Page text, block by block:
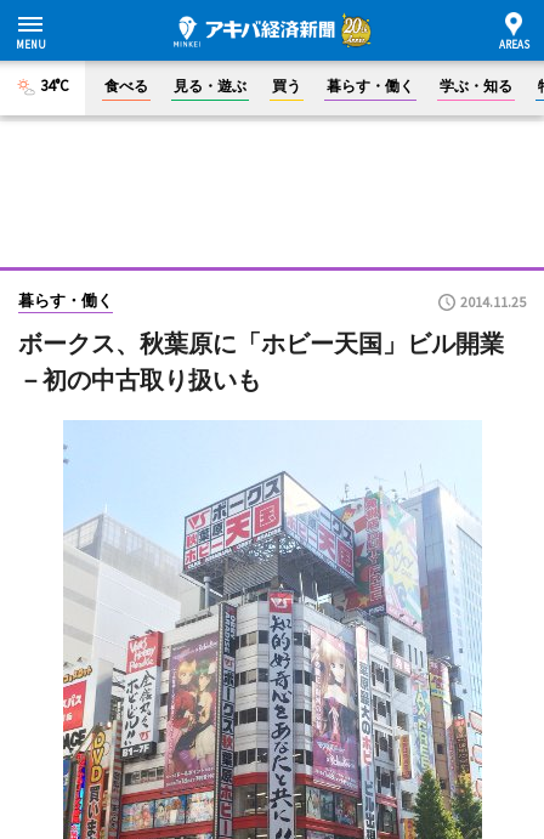
34°C 食べる 見る・遊ぶ 買う 暮らす・働く 学ぶ・知る
暮らす・働く 2014.11.25
ボークス、秋葉原に「ホビー天国」ビル開業
－初の中古取り扱いも